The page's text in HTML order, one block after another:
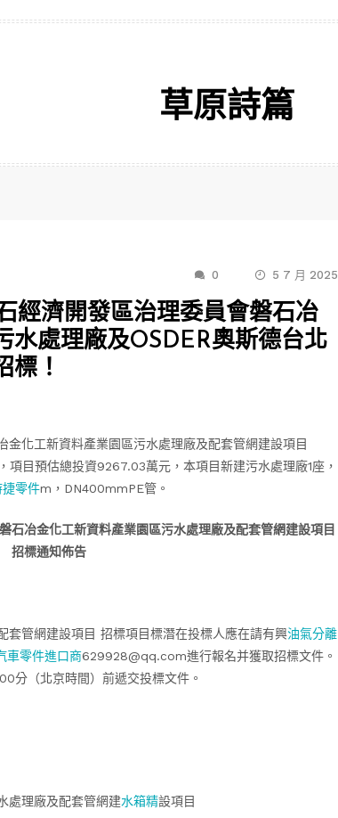
草原詩篇
0 5 7 月 2025
經濟開發區治理委員會磐石冶
水處理廠及OSDER奧斯德台北
標！
化工新資料產業園區污水處理廠及配套管網建設項目
項目預估總投資9267.03萬元，本項目新建污水處理廠1座，
捷零件m，DN400mmPE管。
石冶金化工新資料產業園區污水處理廠及配套管網建設項目
招標通知佈告
套管網建設項目 招標項目標潛在投標人應在請有興油氣分離
車零件進口商629928@qq.com進行報名并獲取招標文件。
分（北京時間）前遞交投標文件。
處理廠及配套管網建水箱精設項目